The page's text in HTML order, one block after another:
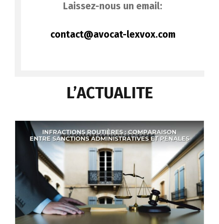
Laissez-nous un email:
contact@avocat-lexvox.com
L’ACTUALITE